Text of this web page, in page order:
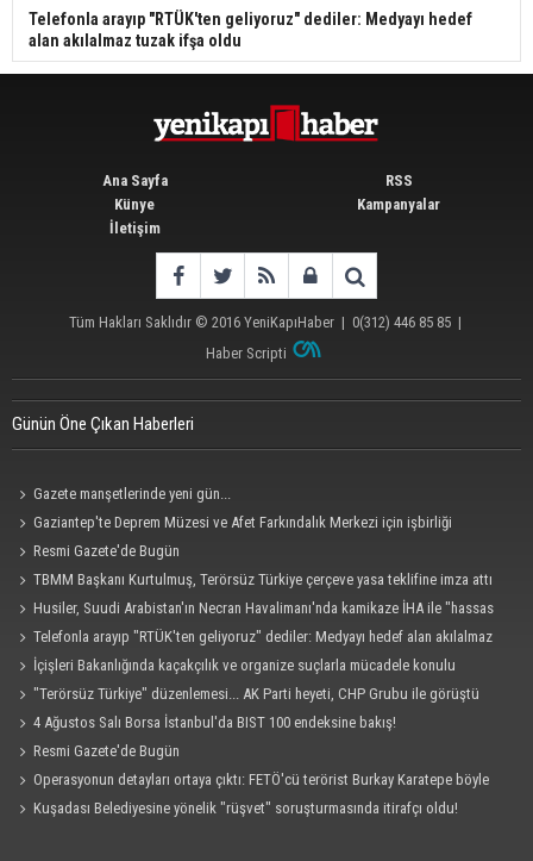
Telefonla arayıp "RTÜK'ten geliyoruz" dediler: Medyayı hedef
alan akılalmaz tuzak ifşa oldu
Ana Sayfa
Künye
İletişim
RSS
Kampanyalar
Tüm Hakları Saklıdır © 2016 YeniKapıHaber| 0(312) 446 85 85|
Haber Scripti
Günün Öne Çıkan Haberleri
Gazete manşetlerinde yeni gün...
Gaziantep'te Deprem Müzesi ve Afet Farkındalık Merkezi için işbirliği
protokolü imzalandı
Resmi Gazete'de Bugün
TBMM Başkanı Kurtulmuş, Terörsüz Türkiye çerçeve yasa teklifine imza attı
Husiler, Suudi Arabistan'ın Necran Havalimanı'nda kamikaze İHA ile "hassas
bir hedefi" vurduklarını açıkladı
Telefonla arayıp "RTÜK'ten geliyoruz" dediler: Medyayı hedef alan akılalmaz
tuzak ifşa oldu
İçişleri Bakanlığında kaçakçılık ve organize suçlarla mücadele konulu
güvenlik toplantısı yapıldı
"Terörsüz Türkiye" düzenlemesi... AK Parti heyeti, CHP Grubu ile görüştü
4 Ağustos Salı Borsa İstanbul'da BIST 100 endeksine bakış!
Resmi Gazete'de Bugün
Operasyonun detayları ortaya çıktı: FETÖ'cü terörist Burkay Karatepe böyle
yakalandı!
Kuşadası Belediyesine yönelik "rüşvet" soruşturmasında itirafçı oldu!